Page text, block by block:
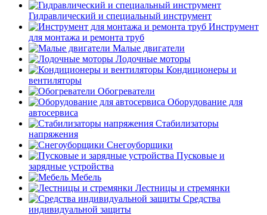
Гидравлический и специальный инструмент
Инструмент
для монтажа и ремонта труб
Малые двигатели
Лодочные моторы
Кондиционеры и
вентиляторы
Обогреватели
Оборудование для
автосервиса
Стабилизаторы
напряжения
Снегоуборщики
Пусковые и
зарядные устройства
Мебель
Лестницы и стремянки
Средства
индивидуальной защиты